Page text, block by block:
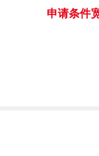
申请条件